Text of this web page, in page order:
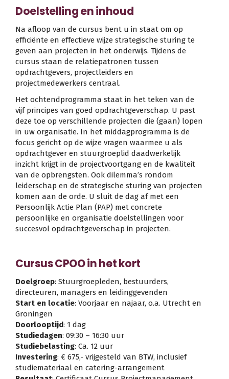
Doelstelling en inhoud
Na afloop van de cursus bent u in staat om op
efficiënte en effectieve wijze strategische sturing te
geven aan projecten in het onderwijs. Tijdens de
cursus staan de relatiepatronen tussen
opdrachtgevers, projectleiders en
projectmedewerkers centraal.
Het ochtendprogramma staat in het teken van de
vijf principes van goed opdrachtgeverschap. U past
deze toe op verschillende projecten die (gaan) lopen
in uw organisatie. In het middagprogramma is de
focus gericht op de wijze vragen waarmee u als
opdrachtgever en stuurgroeplid daadwerkelijk
inzicht krijgt in de projectvoortgang en de kwaliteit
van de opbrengsten. Ook dilemma’s rondom
leiderschap en de strategische sturing van projecten
komen aan de orde. U sluit de dag af met een
Persoonlijk Actie Plan (PAP) met concrete
persoonlijke en organisatie doelstellingen voor
succesvol opdrachtgeverschap in projecten.
Cursus CPOO in het kort
Doelgroep: Stuurgroepleden, bestuurders,
directeuren, managers en leidinggevenden
Start en locatie: Voorjaar en najaar, o.a. Utrecht en
Groningen
Doorlooptijd: 1 dag
Studiedagen: 09:30 – 16:30 uur
Studiebelasting: Ca. 12 uur
Investering: € 675,- vrijgesteld van BTW, inclusief
studiemateriaal en catering-arrangement